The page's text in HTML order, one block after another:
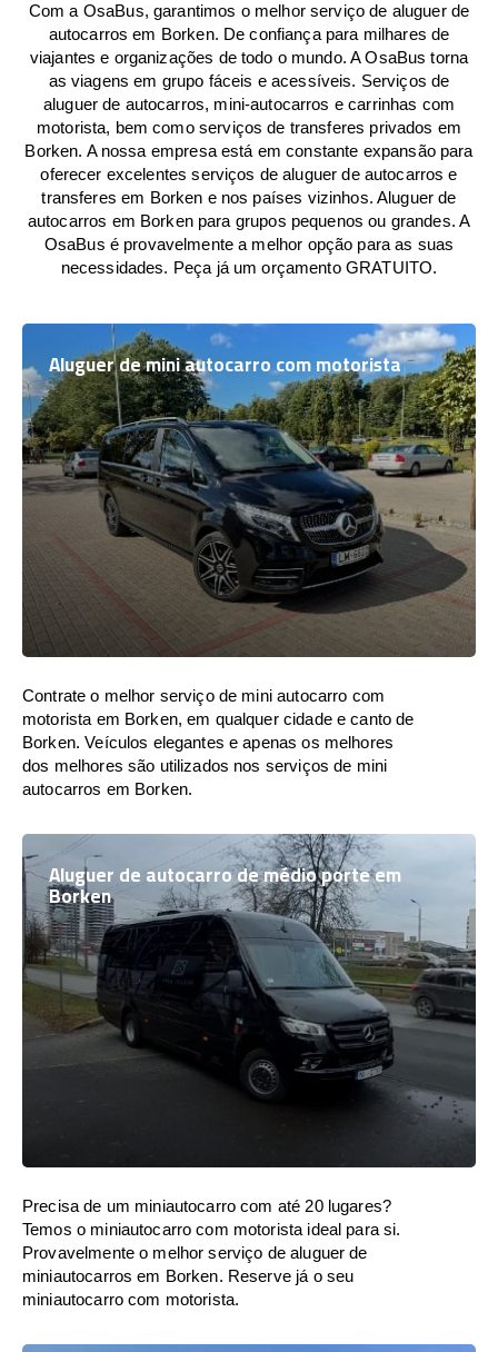
Com a OsaBus, garantimos o melhor serviço de aluguer de
autocarros em Borken. De confiança para milhares de
viajantes e organizações de todo o mundo. A OsaBus torna
as viagens em grupo fáceis e acessíveis. Serviços de
aluguer de autocarros, mini-autocarros e carrinhas com
motorista, bem como serviços de transferes privados em
Borken. A nossa empresa está em constante expansão para
oferecer excelentes serviços de aluguer de autocarros e
transferes em Borken e nos países vizinhos. Aluguer de
autocarros em Borken para grupos pequenos ou grandes. A
OsaBus é provavelmente a melhor opção para as suas
necessidades. Peça já um orçamento GRATUITO.
Aluguer de mini autocarro com motorista
Contrate o melhor serviço de mini autocarro com
motorista em Borken, em qualquer cidade e canto de
Borken. Veículos elegantes e apenas os melhores
dos melhores são utilizados nos serviços de mini
autocarros em Borken.
Aluguer de autocarro de médio porte em
Borken
Precisa de um miniautocarro com até 20 lugares?
Temos o miniautocarro com motorista ideal para si.
Provavelmente o melhor serviço de aluguer de
miniautocarros em Borken. Reserve já o seu
miniautocarro com motorista.